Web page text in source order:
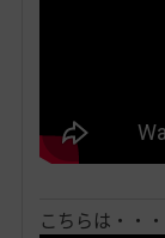
こちらは・・・